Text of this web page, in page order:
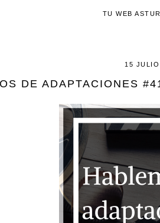
TU WEB
15 JULIO
DE ADAPTACIONES